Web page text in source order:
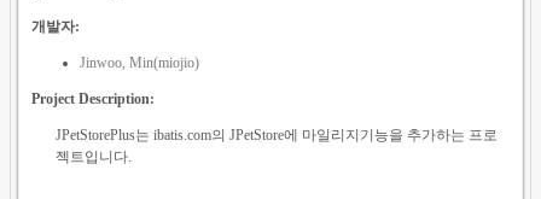
개발자:
Jinwoo, Min(miojio)
Project Description:
JPetStorePlus는 ibatis.com의 JPetStore에 마일리지기능을 추가하는 프로
젝트입니다.